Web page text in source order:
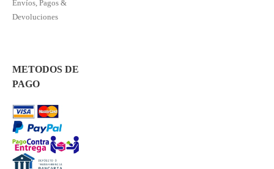
Envíos, Pagos &
Devoluciones
METODOS DE
PAGO